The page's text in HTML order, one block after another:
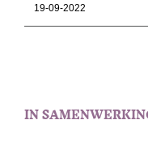
19-09-2022
IN